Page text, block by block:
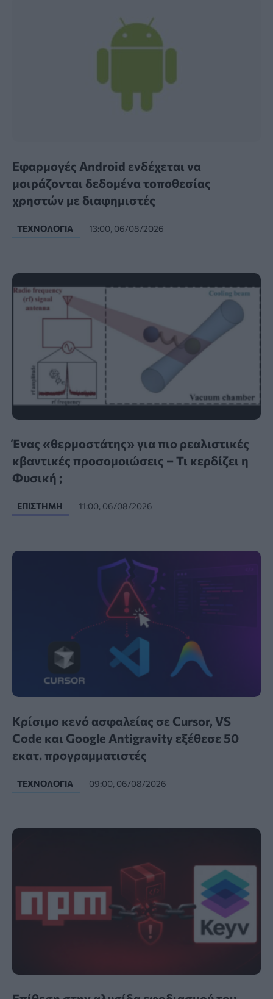
Εφαρμογές Android ενδέχεται να
μοιράζονται δεδομένα τοποθεσίας
χρηστών με διαφημιστές
ΤΕΧΝΟΛΟΓΊΑ 13:00, 06/08/2026
Ένας «θερμοστάτης» για πιο ρεαλιστικές
κβαντικές προσομοιώσεις – Τι κερδίζει η
Φυσική ;
ΕΠΙΣΤΉΜΗ 11:00, 06/08/2026
Κρίσιμο κενό ασφαλείας σε Cursor, VS
Code και Google Antigravity εξέθεσε 50
εκατ. προγραμματιστές
ΤΕΧΝΟΛΟΓΊΑ 09:00, 06/08/2026